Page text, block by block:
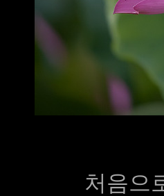
처음으